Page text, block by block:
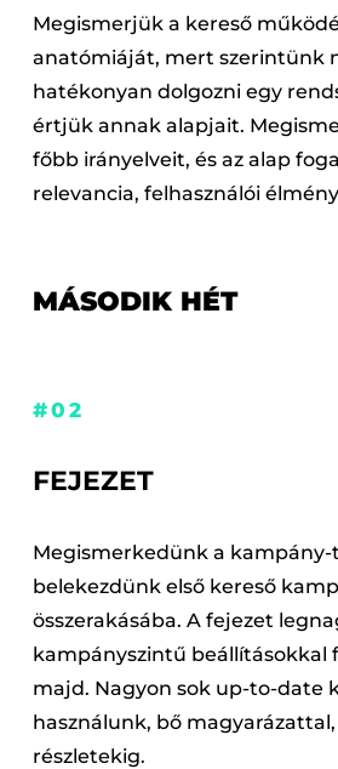
Megismerjük a kereső
anatómiáját, mert szerintünk
hatékonyan dolgozni egy
értjük annak alapjait.
főbb irányelveit, és az alap
relevancia, felhasználói
MÁSODIK HÉT
#02
FEJEZET
Megismerkedünk a kampány-
belekezdünk első kereső
összerakásába. A fejezet
kampányszintű beállításokkal
majd. Nagyon sok up-to-date
használunk, bő
részletekig.